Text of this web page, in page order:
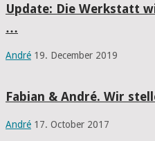
Update: Die Werkstatt
…
André 19. December 2019
Fabian & André. Wir
André 17. October 2017